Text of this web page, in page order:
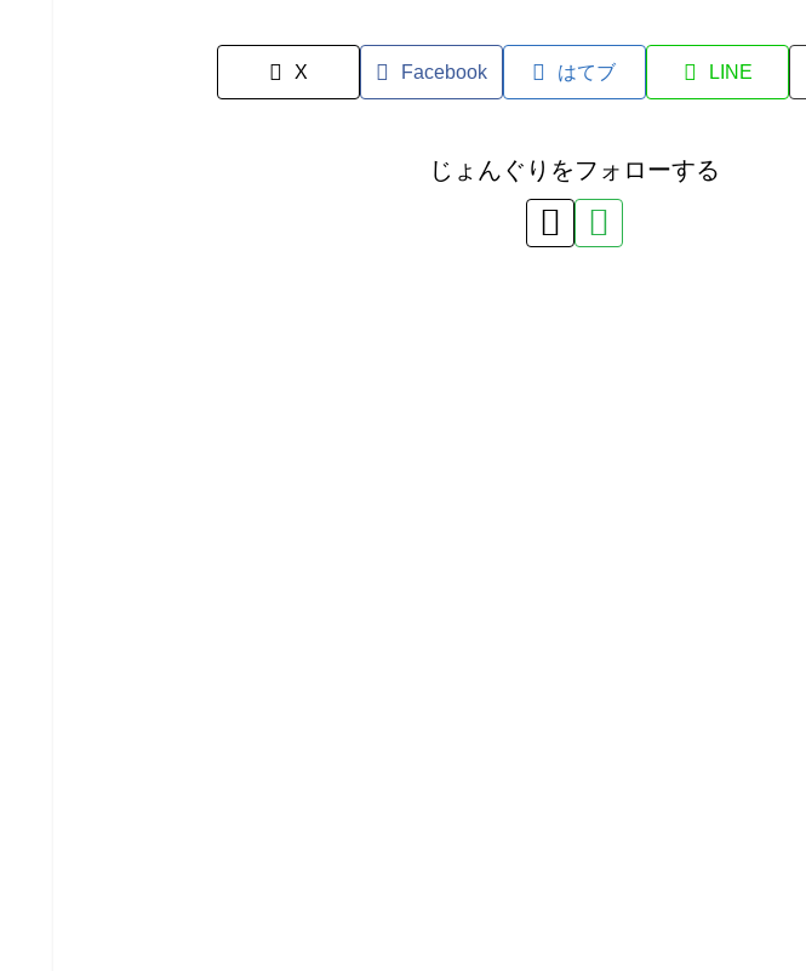
X Facebook はてブ LINE
じょんぐりをフォローする